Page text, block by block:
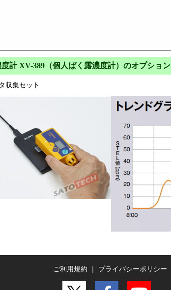
計 XV-389（個人ばく露濃度計）のオプション
収集セット
ご利用規約 ｜ プライバシーポリシー